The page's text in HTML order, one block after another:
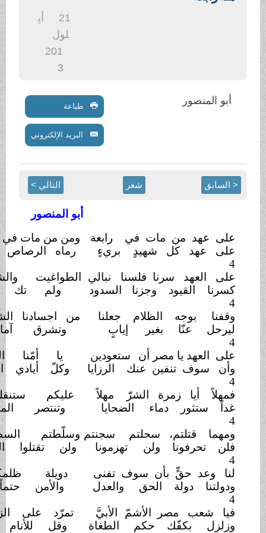
شعر التالي >
من مات في
رابعة
كل شهيدٍ
بريءٍ
سرنا فلسنا
نبالي
وجزناالسدود
الظلام جعلنا
عنّا بغير
إيابٍ
يا مصر أن ستعودين
تنفين عنك الرزايا
زمرة الشرّ
مهلاً
دماء
الضحايا
سحلتم سجنتم
ولن تهزمونا
حقٍّ بأن سوف تفنى
دولة الحق
والعدل
مصر الأشمّ
الأبيَّ
بكفّك حكمالطغاة
ومن من مات في النهضة الجامعة
رماه الرصاص على القارعة
الطواغيت والشدة
الواقعة
ولم تك أمّتنا
خانعة
من اجسادنا الشعلةالساطعة
وتشرق آمالنا الناصعة
يا أمّنا الحرّةالمانعة
وكلّ أيادي العِدى الطامعة
عليكم ستنقلب
الفاجعة
وتنتصر المقلة
الدامعة
وسلّطتم السطوة القامعة
ولن تقتلوا الفكرةالرائعة
دويلة ظلمكم
الجازعة
والأمن حتماً لنا
راجعة
4
تمرّد على الزمرةالخادعة
وقل للأنام "هنا رابعة"